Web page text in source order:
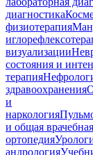
диагностика
физиотерапия
визуализации
состояния и
терапия
здравоохранения
и
наркология
и общая
ортопедия
андрология